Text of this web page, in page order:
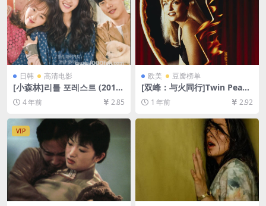
日韩 高清电影
[小森林]리틀 포레스트 (2018)
[百度网盘+迅雷云盘资源1080
P超清未删减][MP4/6.7GB][韩
语中字]
4 年前 2.85
欧美 豆瓣榜单
[双峰：与火同行]Twin Peak
s: Fire Walk with Me (1992)
[百度网盘+夸克网盘1080P超
清未删减资源][网盘在线播放/
下载][MP4/9.7GB][中英字幕]
1 年前 2.92
VIP